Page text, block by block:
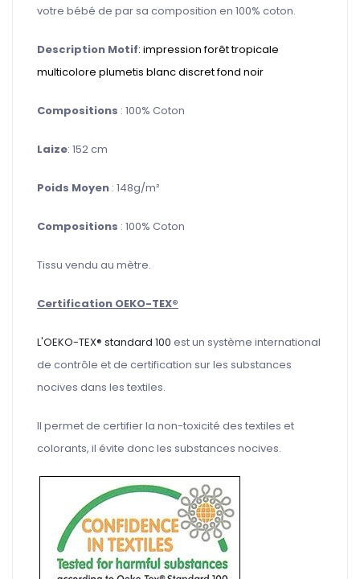
votre bébé de par sa composition en 100% coton.
Description Motif: impression forêt tropicale
multicolore plumetis blanc discret fond noir
Compositions : 100% Coton
Laize: 152 cm
Poids Moyen : 148g/m²
Compositions : 100% Coton
Tissu vendu au mètre.
Certification OEKO-TEX®
L'OEKO-TEX® standard 100 est un système international
de contrôle et de certification sur les substances
nocives dans les textiles.
Il permet de certifier la non-toxicité des textiles et
colorants, il évite donc les substances nocives.